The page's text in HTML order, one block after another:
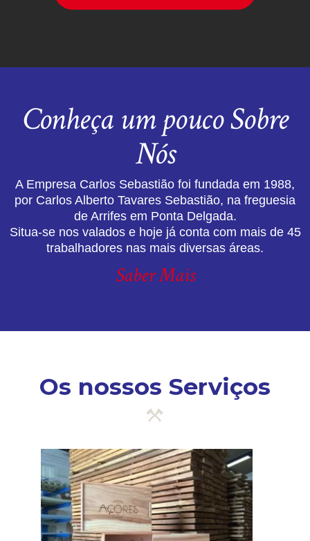
Conheça um pouco Sobre
Nós
A Empresa Carlos Sebastião foi fundada em 1988,
por Carlos Alberto Tavares Sebastião, na freguesia
de Arrifes em Ponta Delgada.
Situa-se nos valados e hoje já conta com mais de 45
trabalhadores nas mais diversas áreas.
Saber Mais
Os nossos Serviços